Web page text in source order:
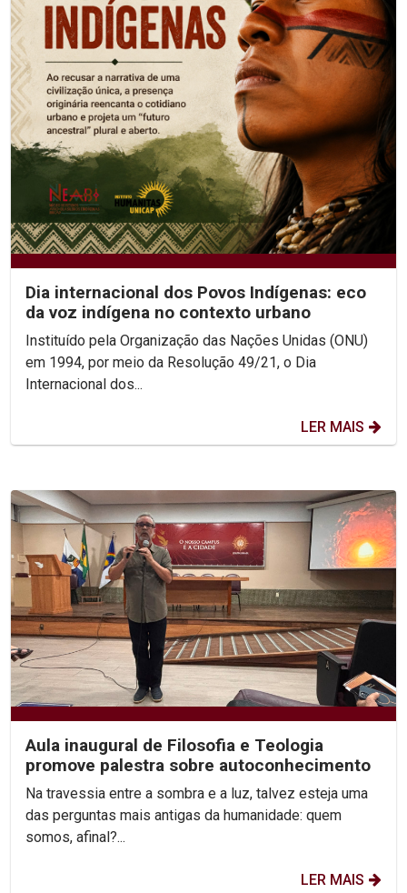
Dia internacional dos Povos Indígenas: eco
da voz indígena no contexto urbano
Instituído pela Organização das Nações Unidas (ONU)
em 1994, por meio da Resolução 49/21, o Dia
Internacional dos...
LER MAIS
Aula inaugural de Filosofia e Teologia
promove palestra sobre autoconhecimento
Na travessia entre a sombra e a luz, talvez esteja uma
das perguntas mais antigas da humanidade: quem
somos, afinal?...
LER MAIS